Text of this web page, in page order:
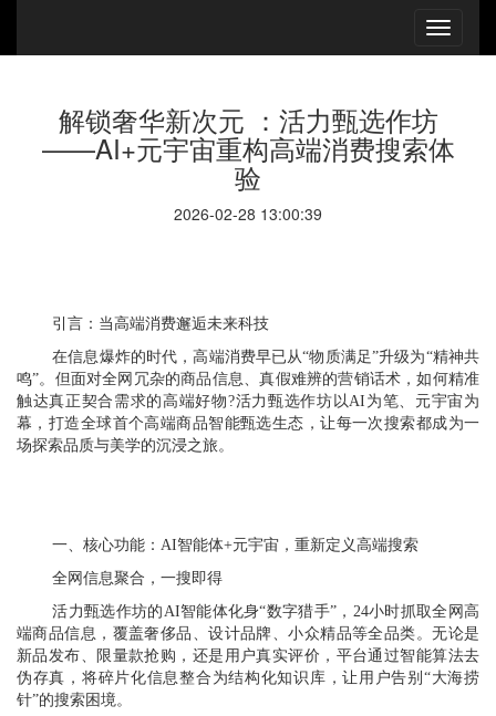
解锁奢华新次元 ：活力甄选作坊
——AI+元宇宙重构高端消费搜索体
验
2026-02-28 13:00:39
引言：当高端消费邂逅未来科技
在信息爆炸的时代，高端消费早已从“物质满足”升级为“精神共
鸣”。但面对全网冗杂的商品信息、真假难辨的营销话术，如何精准
触达真正契合需求的高端好物?活力甄选作坊以AI为笔、元宇宙为
幕，打造全球首个高端商品智能甄选生态，让每一次搜索都成为一
场探索品质与美学的沉浸之旅。
一、核心功能：AI智能体+元宇宙，重新定义高端搜索
全网信息聚合，一搜即得
活力甄选作坊的AI智能体化身“数字猎手”，24小时抓取全网高
端商品信息，覆盖奢侈品、设计品牌、小众精品等全品类。无论是
新品发布、限量款抢购，还是用户真实评价，平台通过智能算法去
伪存真，将碎片化信息整合为结构化知识库，让用户告别“大海捞
针”的搜索困境。